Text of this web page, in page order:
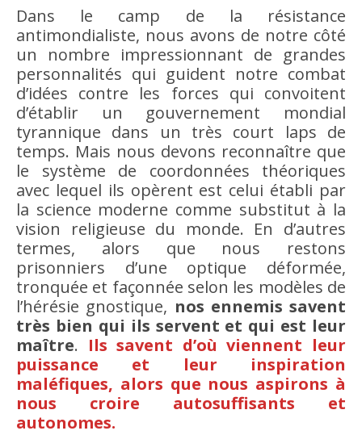
Dans le camp de la résistance
antimondialiste, nous avons de notre côté
un nombre impressionnant de grandes
personnalités qui guident notre combat
d’idées contre les forces qui convoitent
d’établir un gouvernement mondial
tyrannique dans un très court laps de
temps. Mais nous devons reconnaître que
le système de coordonnées théoriques
avec lequel ils opèrent est celui établi par
la science moderne comme substitut à la
vision religieuse du monde. En d’autres
termes, alors que nous restons
prisonniers d’une optique déformée,
tronquée et façonnée selon les modèles de
l’hérésie gnostique, nos ennemis savent
très bien qui ils servent et qui est leur
maître. Ils savent d’où viennent leur
puissance et leur inspiration
maléfiques, alors que nous aspirons à
nous croire autosuffisants et
autonomes.